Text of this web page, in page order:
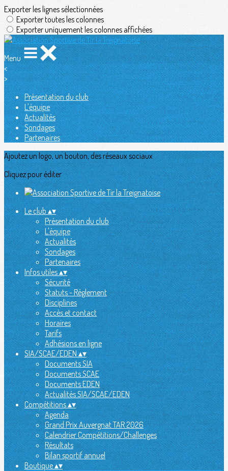
Exporter les lignes sélectionnées
Exporter toutes les colonnes
Exporter uniquement les colonnes affichées
Menu
<
>
Présentation du club
L'équipe
Actualités
Sondages
Partenaires
Ajoutez un logo, un bouton, des réseaux sociaux
Cliquez pour éditer
Le club▴▾
Présentation du club
L'équipe
Actualités
Sondages
Partenaires
Infos utiles▴▾
Sécurité
Statuts - Réglement
Disciplines
Accès et contact
Horaires
Tarifs
Adhésions en ligne
SIA/SCAE/EDEN▴▾
Documents SIA
Documents SCAE
Documents EDEN
Actualités SIA/SCAE/EDEN
Compétitions▴▾
Agenda
Grand Prix Auvergnat TAR 2026
Calendrier Compétitions/Challenges
Résultats
Bilan sportif annuel
Boutique▴▾